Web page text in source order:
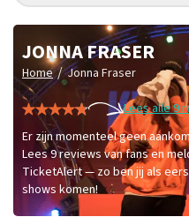
JONNA FRASER
Home / Jonna Fraser
Lees alle 9
Er zijn momenteel geen
Lees 9 reviews van fans en
TicketAlert — zo ben jij als
shows komen!